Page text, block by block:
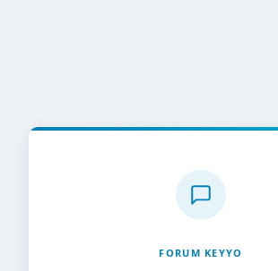
FORUM KEYYO